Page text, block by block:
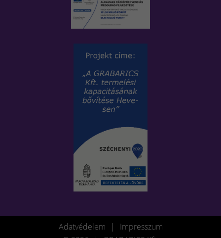
Adatvédelem |
Impresszum